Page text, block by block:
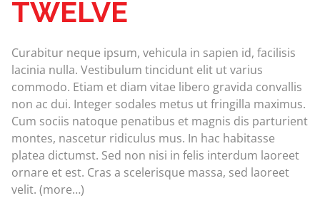
TWELVE
Curabitur neque ipsum, vehicula in sapien id, facilisis
lacinia nulla. Vestibulum tincidunt elit ut varius
commodo. Etiam et diam vitae libero gravida convallis
non ac dui. Integer sodales metus ut fringilla maximus.
Cum sociis natoque penatibus et magnis dis parturient
montes, nascetur ridiculus mus. In hac habitasse
platea dictumst. Sed non nisi in felis interdum laoreet
ornare et est. Cras a scelerisque massa, sed laoreet
velit. (more…)